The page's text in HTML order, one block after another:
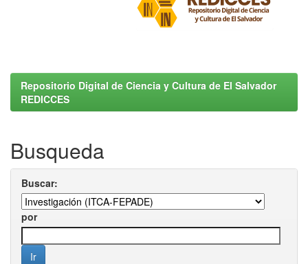
Repositorio Digital de Ciencia y Cultura de El Salvador
REDICCES
Busqueda
Buscar:
por